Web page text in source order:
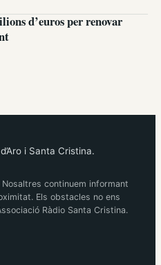
d’euros per renovar
i Santa Cristina.
continuem informant
Els obstacles no ens
Ràdio Santa Cristina.